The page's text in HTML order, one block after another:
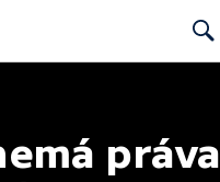
práva